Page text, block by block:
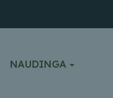
NAUDINGA